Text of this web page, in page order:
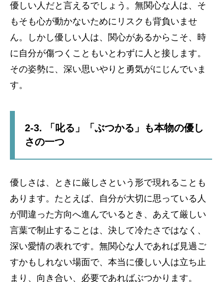
優しい人だと言えるでしょう。無関心な人は、そ
もそも心が動かないためにリスクも背負いませ
ん。しかし優しい人は、関心があるからこそ、時
に自分が傷つくこともいとわずに人と接します。
その姿勢に、深い思いやりと勇気がにじんでいま
す。
2-3. 「叱る」「ぶつかる」も本物の優し
さの一つ
優しさは、ときに厳しさという形で現れることも
あります。たとえば、自分が大切に思っている人
が間違った方向へ進んでいるとき、あえて厳しい
言葉で制止することは、決して冷たさではなく、
深い愛情の表れです。無関心な人であれば見過ご
すかもしれない場面で、本当に優しい人は立ち止
まり、向き合い、必要であればぶつかります。